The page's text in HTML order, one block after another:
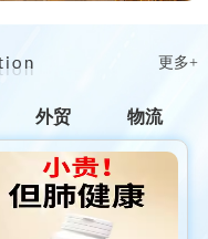
更多+
外贸 物流